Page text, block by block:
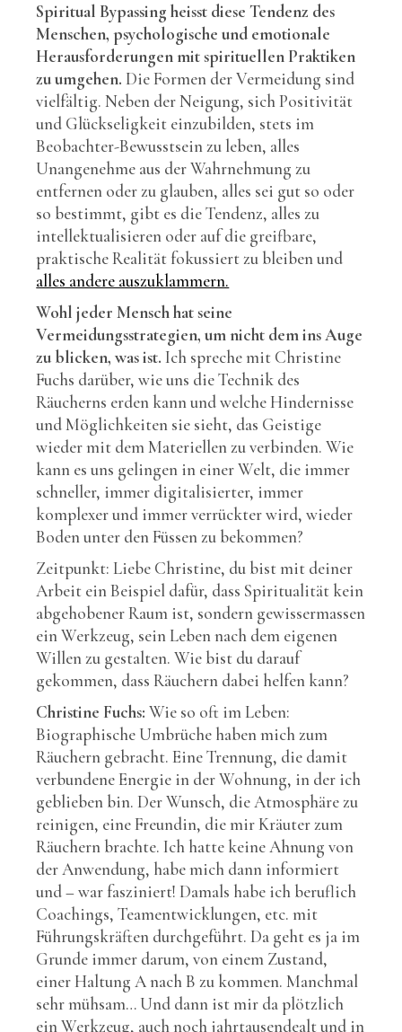
Spiritual Bypassing heisst diese Tendenz des
Menschen, psychologische und emotionale
Herausforderungen mit spirituellen Praktiken
zu umgehen.Die Formen der Vermeidung sind
vielfältig. Neben der Neigung, sich Positivität
und Glückseligkeit einzubilden, stets im
Beobachter-Bewusstsein zu leben, alles
Unangenehme aus der Wahrnehmung zu
entfernen oder zu glauben, alles sei gut so oder
so bestimmt, gibt es die Tendenz, alles zu
intellektualisieren oder auf die greifbare,
praktische Realität fokussiert zu bleiben und
alles andere auszuklammern.
Wohl jeder Mensch hat seine
Vermeidungsstrategien, um nicht dem ins Auge
zu blicken, was ist.Ich spreche mit Christine
Fuchs darüber, wie uns die Technik des
Räucherns erden kann und welche Hindernisse
und Möglichkeiten sie sieht, das Geistige
wieder mit dem Materiellen zu verbinden. Wie
kann es uns gelingen in einer Welt, die immer
schneller, immer digitalisierter, immer
komplexer und immer verrückter wird, wieder
Boden unter den Füssen zu bekommen?
Zeitpunkt: Liebe Christine, du bist mit deiner
Arbeit ein Beispiel dafür, dass Spiritualität kein
abgehobener Raum ist, sondern gewissermassen
ein Werkzeug, sein Leben nach dem eigenen
Willen zu gestalten. Wie bist du darauf
gekommen, dass Räuchern dabei helfen kann?
Christine Fuchs:Wie so oft im Leben:
Biographische Umbrüche haben mich zum
Räuchern gebracht. Eine Trennung, die damit
verbundene Energie in der Wohnung, in der ich
geblieben bin. Der Wunsch, die Atmosphäre zu
reinigen, eine Freundin, die mir Kräuter zum
Räuchern brachte. Ich hatte keine Ahnung von
der Anwendung, habe mich dann informiert
und – war fasziniert! Damals habe ich beruflich
Coachings, Teamentwicklungen, etc. mit
Führungskräften durchgeführt. Da geht es ja im
Grunde immer darum, von einem Zustand,
einer Haltung A nach B zu kommen. Manchmal
sehr mühsam… Und dann ist mir da plötzlich
ein Werkzeug, auch noch jahrtausendealt und in